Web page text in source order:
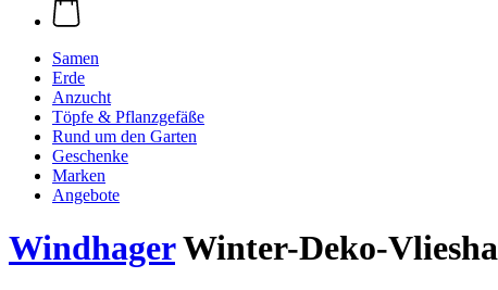
Samen
Erde
Anzucht
Töpfe & Pflanzgefäße
Rund um den Garten
Geschenke
Marken
Angebote
WindhagerWinter-Deko-